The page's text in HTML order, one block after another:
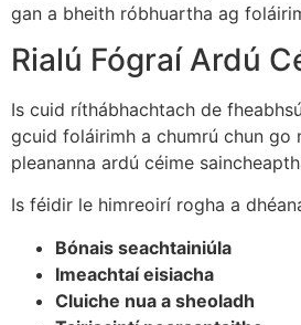
gan a bheith róbhuartha ag
Rialú Fógraí Ardú
Is cuid ríthábhachtach de
gcuid foláirimh a chumrú chun go
pleananna ardú céime
Is féidir le himreoirí rogha a
Bónais seachtainiúla
Imeachtaí eisiacha
Cluiche nua a sheoladh